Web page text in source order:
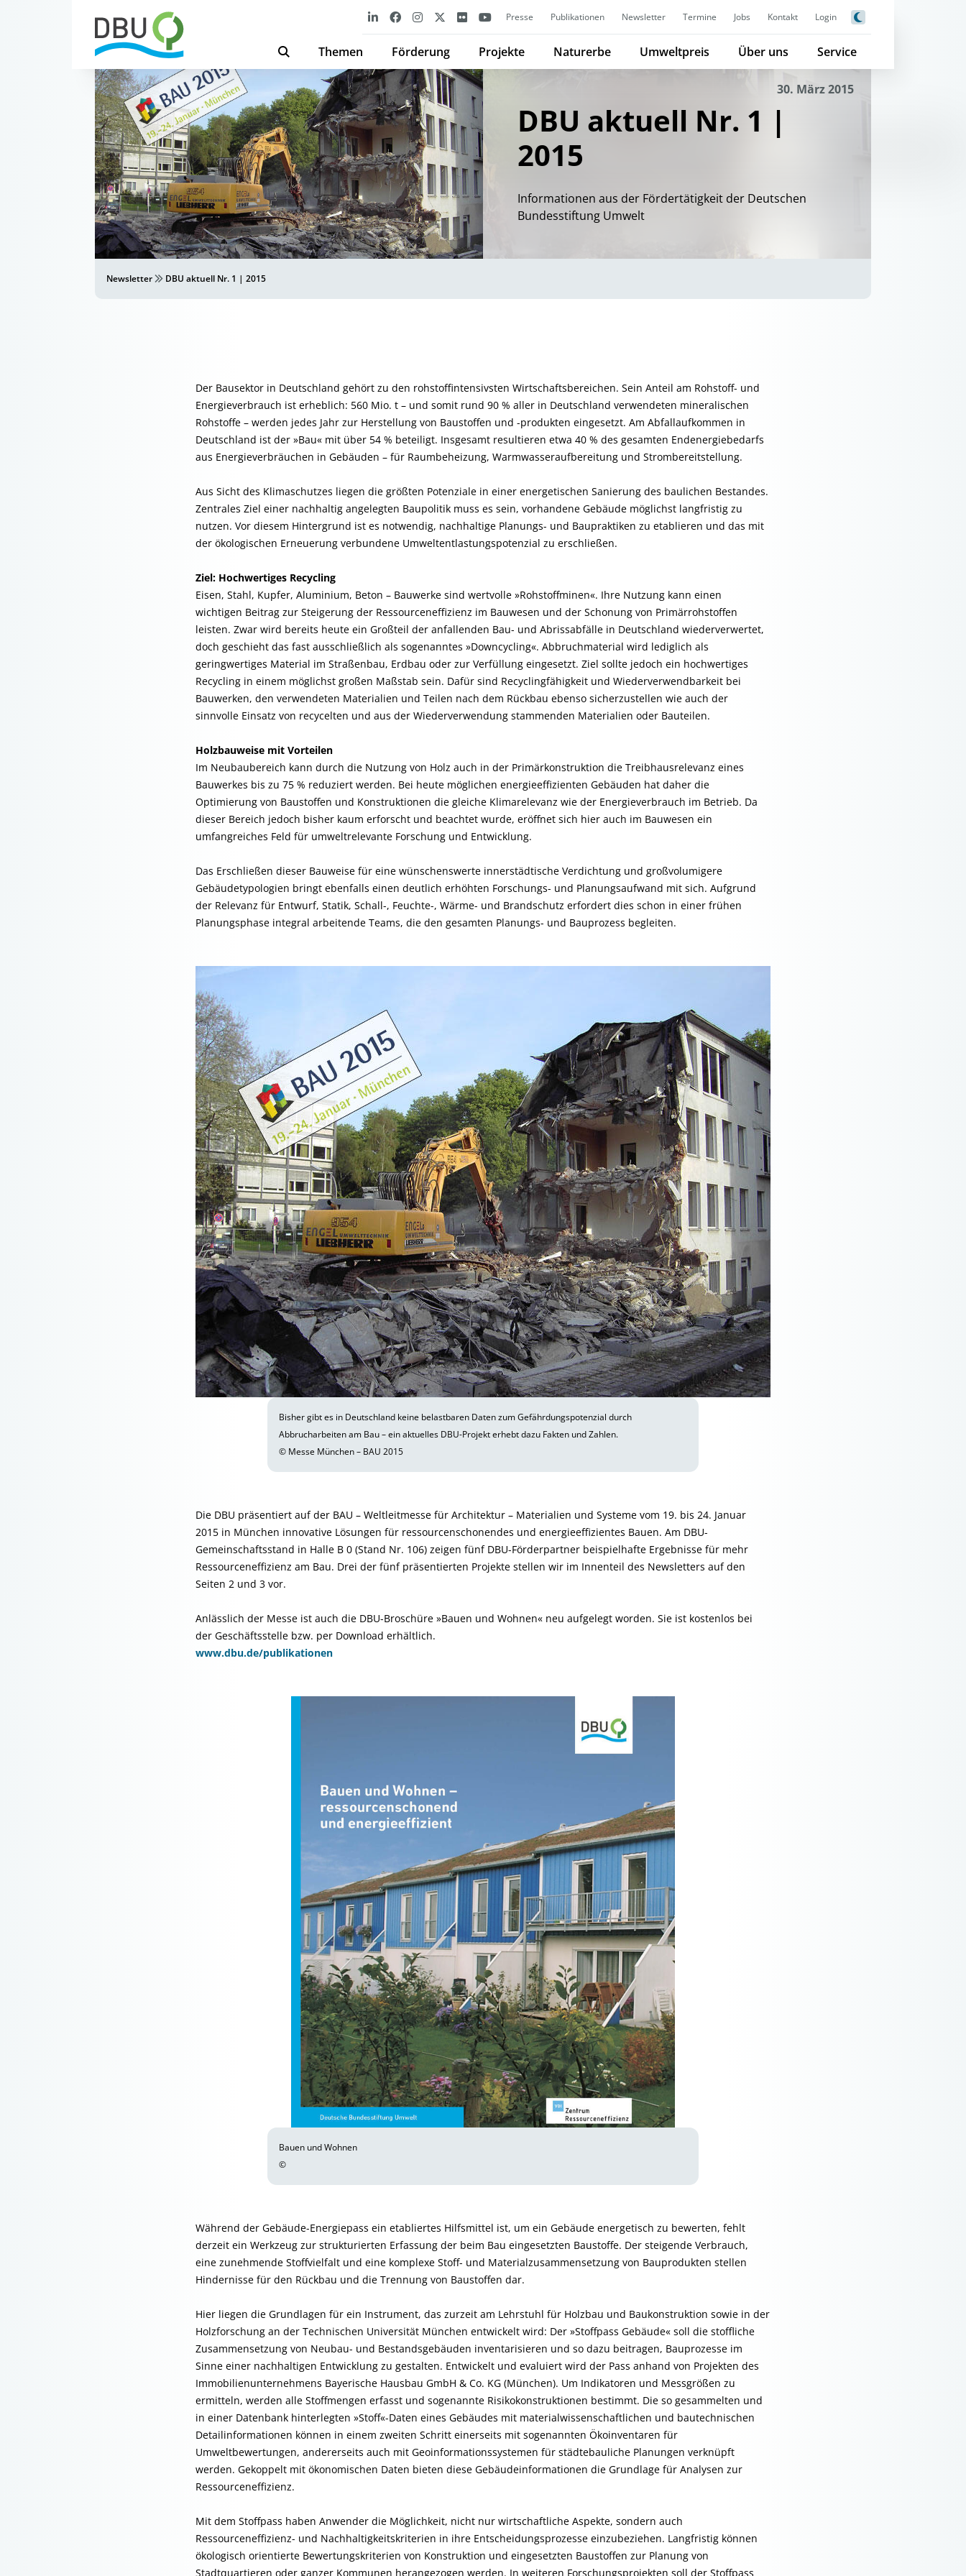
Presse Publikationen Newsletter Termine Jobs Kontakt Login
Themen Förderung Projekte Naturerbe Umweltpreis Über uns Service
30. März 2015
DBU aktuell Nr. 1 |
2015
Informationen aus der Fördertätigkeit der Deutschen
Bundesstiftung Umwelt
Newsletter DBU aktuell Nr. 1 | 2015
Der Bausektor in Deutschland gehört zu den rohstoff­intensivsten Wirtschaftsbereichen. Sein Anteil am Rohstoff- und
Energieverbrauch ist erheblich: 560 Mio. t – und somit rund 90 % aller in Deutschland verwendeten mineralischen
Rohstoffe – werden jedes Jahr zur Herstellung von Baustoffen und -produkten eingesetzt. Am Abfallaufkommen in
Deutschland ist der »Bau« mit über 54 % beteiligt. Insgesamt resultieren etwa 40 % des gesamten Endenergiebedarfs
aus Energieverbräuchen in Gebäuden – für Raumbeheizung, Warmwasseraufbereitung und Strombereitstellung.
Aus Sicht des Klimaschutzes liegen die größten Potenziale in einer energetischen Sanierung des baulichen Bestandes.
Zentrales Ziel einer nachhaltig angelegten Baupolitik muss es sein, vorhandene Gebäude möglichst langfristig zu
nutzen. Vor diesem Hintergrund ist es notwendig, nachhaltige Planungs- und Baupraktiken zu etablieren und das mit
der ökologischen Erneuerung verbundene Umweltentlastungspotenzial zu erschließen.
Ziel: Hochwertiges Recycling
Eisen, Stahl, Kupfer, Aluminium, Beton – Bauwerke sind wertvolle »Rohstoffminen«. Ihre Nutzung kann einen
wichtigen Beitrag zur Steigerung der Ressourceneffizienz im Bauwesen und der Schonung von Primärrohstoffen
leisten. Zwar wird bereits heute ein Großteil der anfallenden Bau- und Abrissabfälle in Deutschland wiederverwertet,
doch geschieht das fast ausschließlich als sogenanntes »Downcycling«. Abbruchmaterial wird lediglich als
geringwertiges Material im Straßenbau, Erdbau oder zur Verfüllung eingesetzt. Ziel sollte jedoch ein hochwertiges
Recycling in einem möglichst großen Maßstab sein. Dafür sind Recyclingfähigkeit und Wiederverwendbarkeit bei
Bauwerken, den verwendeten Materialien und Teilen nach dem Rückbau ebenso sicherzustellen wie auch der
sinnvolle Einsatz von recycelten und aus der Wiederverwendung stammenden Materialien oder Bauteilen.
Holzbauweise mit Vorteilen
Im Neubaubereich kann durch die Nutzung von Holz auch in der Primärkonstruktion die Treibhausrelevanz eines
Bauwerkes bis zu 75 % reduziert werden. Bei heute möglichen energieeffizienten Gebäuden hat daher die
Optimierung von Baustoffen und Konstruktionen die gleiche Klimarelevanz wie der Energieverbrauch im Betrieb. Da
dieser Bereich jedoch bisher kaum erforscht und beachtet wurde, eröffnet sich hier auch im Bauwesen ein
umfangreiches Feld für umwelt­relevante Forschung und Entwicklung.
Das Erschließen dieser Bauweise für eine wünschenswerte innerstädtische Verdichtung und großvolumigere
Gebäude­typologien bringt ebenfalls einen deutlich erhöhten Forschungs- und Planungsaufwand mit sich. Aufgrund
der Relevanz für Entwurf, Statik, Schall-, Feuchte-, Wärme- und Brandschutz erfordert dies schon in einer frühen
Planungsphase integral arbeitende Teams, die den gesamten Planungs- und Bauprozess begleiten.
Bisher gibt es in Deutschland keine belastbaren Daten zum Gefährdungspotenzial durch
Abbrucharbeiten am Bau – ein aktuelles DBU-Projekt erhebt dazu Fakten und Zahlen.
© Messe München – BAU 2015
Die DBU präsentiert auf der BAU – Weltleitmesse für Architektur – Materialien und Systeme vom 19. bis 24. Januar
2015 in München innovative Lösungen für ressourcen­schonendes und energieeffizientes Bauen. Am DBU-
Gemeinschaftsstand in Halle B 0 (Stand Nr. 106) zeigen fünf DBU-Förderpartner beispielhafte Ergebnisse für mehr
Ressourceneffizienz am Bau. Drei der fünf präsentierten Projekte stellen wir im Innenteil des News­letters auf den
Seiten 2 und 3 vor.
Anlässlich der Messe ist auch die DBU-Broschüre »Bauen und Wohnen« neu aufgelegt worden. Sie ist kostenlos bei
der Geschäftsstelle bzw. per Download erhältlich.
www.dbu.de/publikationen
Bauen und Wohnen
©
Während der Gebäude-Energiepass ein etabliertes Hilfsmittel ist, um ein Gebäude energetisch zu bewerten, fehlt
derzeit ein Werkzeug zur strukturierten Erfassung der beim Bau eingesetzten Baustoffe. Der steigende Verbrauch,
eine zunehmende Stoffvielfalt und eine komplexe Stoff- und Materialzusammensetzung von Bauprodukten stellen
Hindernisse für den Rückbau und die Trennung von Baustoffen dar.
Hier liegen die Grundlagen für ein Instrument, das zurzeit am Lehrstuhl für Holzbau und Baukonstruktion sowie in der
Holzforschung an der Technischen Universität München entwickelt wird: Der »Stoffpass Gebäude« soll die stoffliche
Zusammensetzung von Neubau- und Bestandsgebäuden inventarisieren und so dazu beitragen, Bauprozesse im
Sinne einer nachhaltigen Entwicklung zu gestalten. Entwickelt und evaluiert wird der Pass anhand von Projekten des
Immobilien­unternehmens Bayerische Hausbau GmbH & Co. KG (München). Um Indikatoren und Messgrößen zu
ermitteln, werden alle Stoffmengen erfasst und sogenannte Risikokonstruktionen bestimmt. Die so gesammelten und
in einer Datenbank hinterlegten »Stoff«-Daten eines Gebäudes mit materialwissenschaftlichen und bautechnischen
Detailinformationen können in einem zweiten Schritt einerseits mit sogenannten Ökoinventaren für
Umweltbewertungen, andererseits auch mit Geoinformations­systemen für städtebauliche Planungen verknüpft
werden. Gekoppelt mit ökonomischen Daten bieten diese Gebäudeinformationen die Grundlage für Analysen zur
Ressourceneffizienz.
Mit dem Stoffpass haben Anwender die Möglichkeit, nicht nur wirtschaftliche Aspekte, sondern auch
Ressourceneffizienz- und Nachhaltigkeitskriterien in ihre Entscheidungsprozesse einzubeziehen. Langfristig können
ökologisch orientierte Bewertungskriterien von Konstruktion und eingesetzten Baustoffen zur Planung von
Stadtquartieren oder ganzer Kommunen herangezogen werden. In weiteren Forschungsprojekten soll der Stoffpass